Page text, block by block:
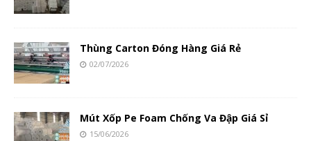
Thùng Carton Đóng Hàng Giá Rẻ
02/07/2026
Mút Xốp Pe Foam Chống Va Đập Giá Sỉ
15/06/2026